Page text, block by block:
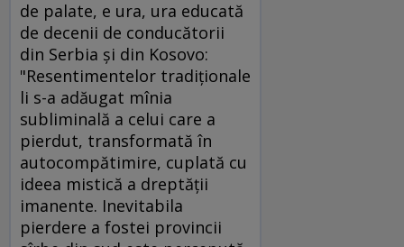
de palate, e ura, ura educată
de decenii de conducătorii
din Serbia şi din Kosovo:
"Resentimentelor tradiţionale
li s-a adăugat mînia
subliminală a celui care a
pierdut, transformată în
autocompătimire, cuplată cu
ideea mistică a dreptăţii
imanente. Inevitabila
pierdere a fostei provincii